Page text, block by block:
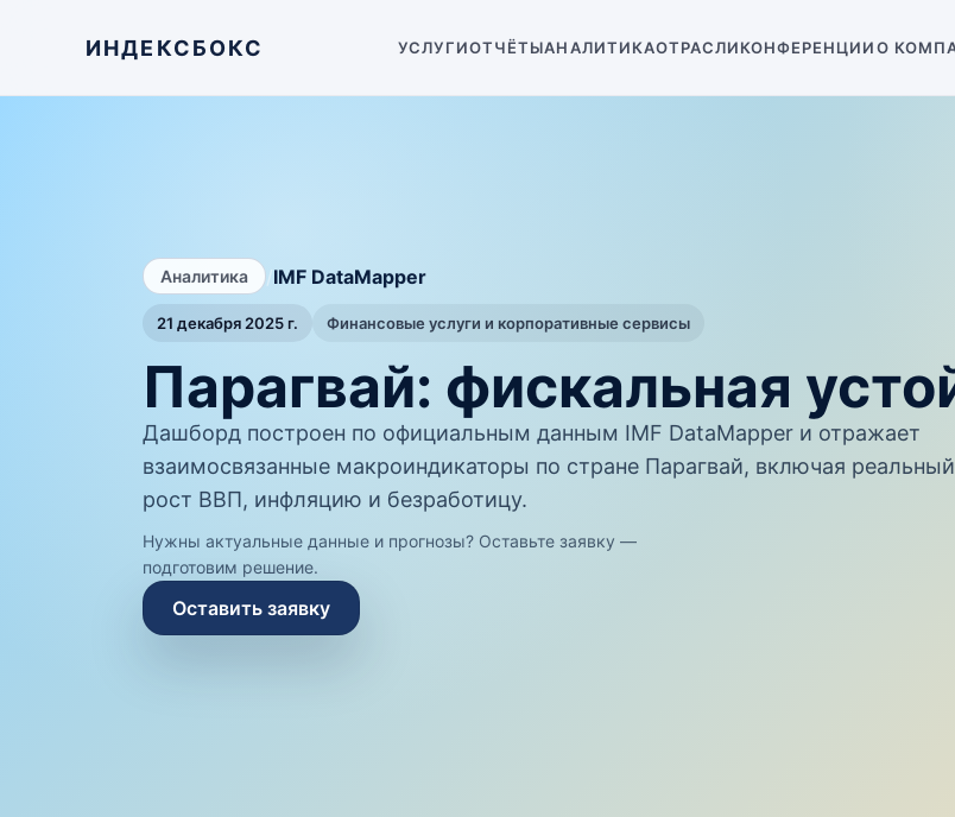
ИНДЕКСБОКС УСЛУГИОТЧЁТЫАНАЛИТИКАОТРАСЛИКОНФЕРЕНЦИИО
Аналитика /IMF DataMapper
21 декабря 2025 г. Финансовые услуги и корпоративные сервисы
Парагвай: фискальная
Дашборд построен по официальным данным IMF DataMapper и отражает
взаимосвязанные макроиндикаторы по стране Парагвай, включая реальный
рост ВВП, инфляцию и безработицу.
Нужны актуальные данные и прогнозы? Оставьте заявку —
подготовим решение.
Оставить заявку